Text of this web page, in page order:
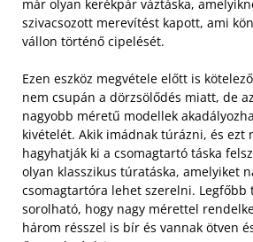
már olyan kerékpár váztáska,
szivacsozott merevítést kapott, ami
vállon történő cipelését.
Ezen eszköz megvétele előtt is
nem csupán a dörzsölődés miatt, de
nagyobb méretű modellek
kivételét. Akik imádnak túrázni, és ezt
hagyhatják ki a csomagtartó táska
olyan klasszikus túratáska, amelyiket
csomagtartóra lehet szerelni. Legfőbb
sorolható, hogy nagy mérettel
három résszel is bír és vannak ötven